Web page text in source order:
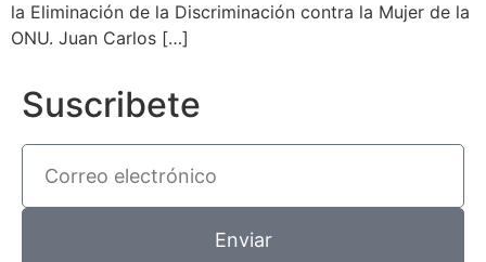
la Eliminación de la Discriminación contra la Mujer de la
ONU. Juan Carlos […]
Suscribete
Enviar